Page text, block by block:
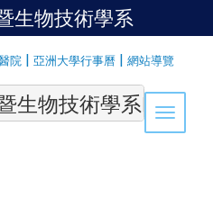
生物技術學系
院 | 亞洲大學行事曆 | 網站導覽
Toggle
生物技術學系